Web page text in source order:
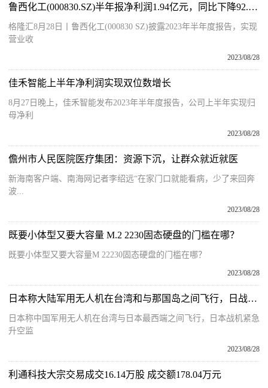
鲁西化工(000830.SZ)半年报净利润1.94亿元，同比下降92.91%
格隆汇8月28日丨鲁西化工(000830 SZ)披露2023年半年度报告，实现
营业收
2023/08/28
佳禾智能上半年净利润实现双位数增长
8月27日晚上，佳禾智能发布2023年半年度报告，公司上半年实现归
母净利
2023/08/28
儋州市人民医院医疗集团：资源下沉，让群众就近就医
新海南客户端、南海网记者李绍远“在家门口就能看病，少了来回奔
波...
2023/08/28
既要小体型又要大容量 M.2 2230固态硬盘的门槛在哪？
既要小体型又要大容量M 22230固态硬盘的门槛在哪？
2023/08/28
日本称大陆军用无人机在台湾和与那国岛之间飞行，日战机紧急升空
日本称中国军用无人机在台湾与日本最西端之间飞行，日本战机紧急
升空监
2023/08/28
利通科技大宗交易成交16.14万股 成交额178.04万元